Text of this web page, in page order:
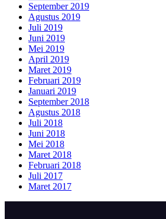
September 2019
Agustus 2019
Juli 2019
Juni 2019
Mei 2019
April 2019
Maret 2019
Februari 2019
Januari 2019
September 2018
Agustus 2018
Juli 2018
Juni 2018
Mei 2018
Maret 2018
Februari 2018
Juli 2017
Maret 2017